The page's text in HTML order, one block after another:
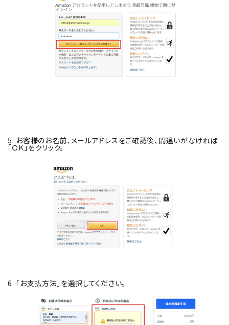
5. お客様のお名前、メールアドレスをご確認後、間違いがなければ
「ＯＫ」をクリック。
6. 「お支払方法」を選択してください。